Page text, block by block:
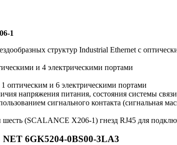
1
структур Industrial Ethernet с
и 4 электрическими портами
1 оптическим и 6 электрическими портами
напряжения питания, состояния системы
сигнального контакта (сигнальная
(SCALANCE X206-1) гнезд RJ45 для
6GK5204-0BS00-3LA3